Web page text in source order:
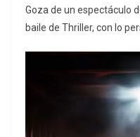
Goza de un espectáculo
baile de Thriller, con lo